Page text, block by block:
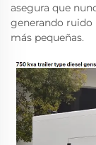
asegura que
generando ruido
más pequeñas.